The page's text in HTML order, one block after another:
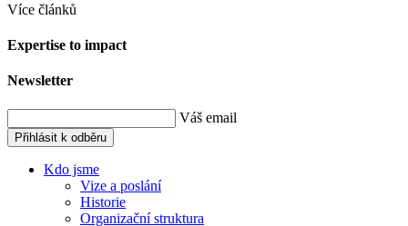
Více článků
Expertise to impact
Newsletter
Váš email
Přihlásit k odběru
Kdo jsme
Vize a poslání
Historie
Organizační struktura